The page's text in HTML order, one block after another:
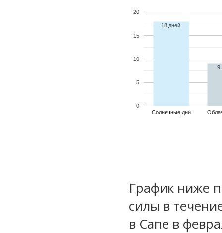
Солнечные дни
0
5
10
15
20
18 дней
9
График ниже
силы в
в Сапе в